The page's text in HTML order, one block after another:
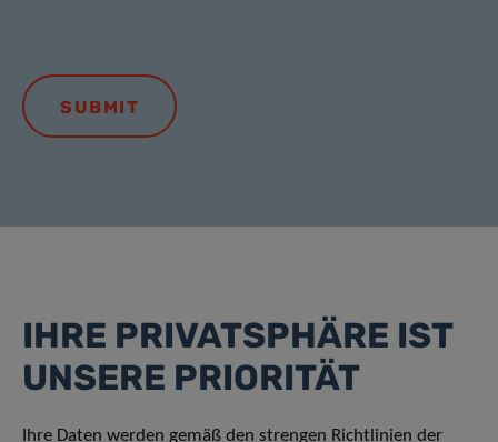
IHRE PRIVATSPHÄRE IST
UNSERE PRIORITÄT
Ihre Daten werden gemäß den strengen Richtlinien der